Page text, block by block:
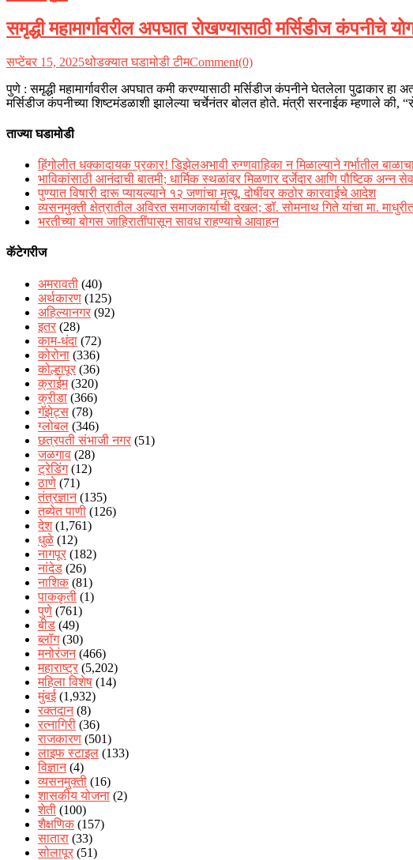
समृद्धी महामार्गावरील अपघात रोखण्यासाठी मर्सिडीज कंपनीचे
सप्टेंबर 15, 2025थोडक्यात घडामोडी टीमComment(0)
पुणे : समृद्धी महामार्गावरील अपघात कमी करण्यासाठी मर्सिडीज कंपनीने घेतलेला
मर्सिडीज कंपनीच्या शिष्टमंडळाशी झालेल्या चर्चेनंतर बोलत होते. मंत्री सरनाईक म्हणाले
ताज्या घडामोडी
हिंगोलीत धक्कादायक प्रकार! डिझेलअभावी रुग्णवाहिका न मिळाल्याने गर्भातील बाळाचा
भाविकांसाठी आनंदाची बातमी; धार्मिक स्थळांवर मिळणार दर्जेदार आणि पौष्टिक अन्न
पुण्यात विषारी दारू प्यायल्याने १२ जणांचा मृत्यू, दोषींवर कठोर कारवाईचे आदेश
व्यसनमुक्ती क्षेत्रातील अविरत समाजकार्याची दखल; डॉ. सोमनाथ गिते यांचा मा.
भरतीच्या बोगस जाहिरातींपासून सावध राहण्याचे आवाहन
कॅटेगरीज
अमरावती (40)
अर्थकारण (125)
अहिल्यानगर (92)
इतर (28)
काम-धंदा (72)
कोरोना (336)
कोल्हापूर (36)
क्राईम(320)
क्रीडा (366)
गॅझेट्स (78)
ग्लोबल (346)
छत्रपती संभाजी नगर (51)
जळगाव (28)
ट्रेडिंग(12)
ठाणे (71)
तंत्रज्ञान(135)
तब्येत पाणी (126)
देश(1,761)
धुळे (12)
नागपूर (182)
नांदेड (26)
नाशिक (81)
पाककृती (1)
पुणे (761)
बीड (49)
ब्लॉग(30)
मनोरंजन(466)
महाराष्ट्र (5,202)
महिला विशेष (14)
मुंबई(1,932)
रक्‍तदान(8)
रत्नागिरी (36)
राजकारण (501)
लाइफ स्टाइल (133)
विज्ञान(4)
व्यसनमुक्ती (16)
शासकीय योजना (2)
शेती (100)
शैक्षणिक (157)
सातारा (33)
सोलापूर (51)